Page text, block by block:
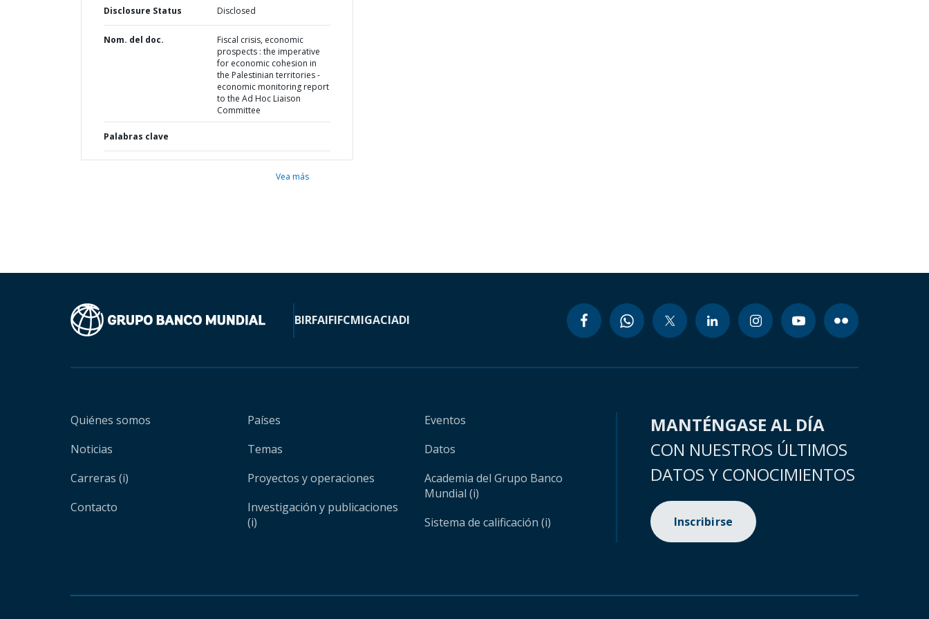
Disclosure Status Disclosed
Nom. del doc.
Fiscal crisis, economic
prospects : the imperative
for economic cohesion in
the Palestinian territories -
economic monitoring report
to the Ad Hoc Liaison
Committee
Palabras clave
Vea más
BIRFAIFIFCMIGACIADI
Quiénes somos
Noticias
Carreras (i)
Contacto
Países
Temas
Proyectos y operaciones
Investigación y publicaciones
(i)
Eventos
Datos
Academia del Grupo Banco
Mundial (i)
Sistema de calificación (i)
MANTÉNGASE AL DÍA
CON NUESTROS ÚLTIMOS
DATOS Y CONOCIMIENTOS
Inscribirse